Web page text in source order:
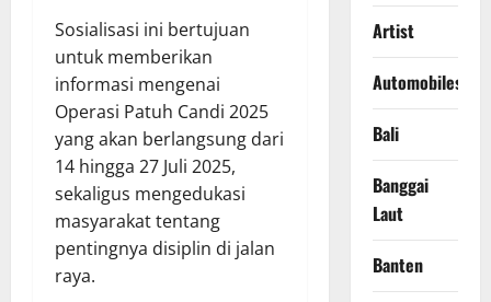
Sosialisasi ini bertujuan
untuk memberikan
informasi mengenai
Operasi Patuh Candi 2025
yang akan berlangsung dari
14 hingga 27 Juli 2025,
sekaligus mengedukasi
masyarakat tentang
pentingnya disiplin di jalan
raya.
Artist
Automobiles
Bali
Banggai
Laut
Banten